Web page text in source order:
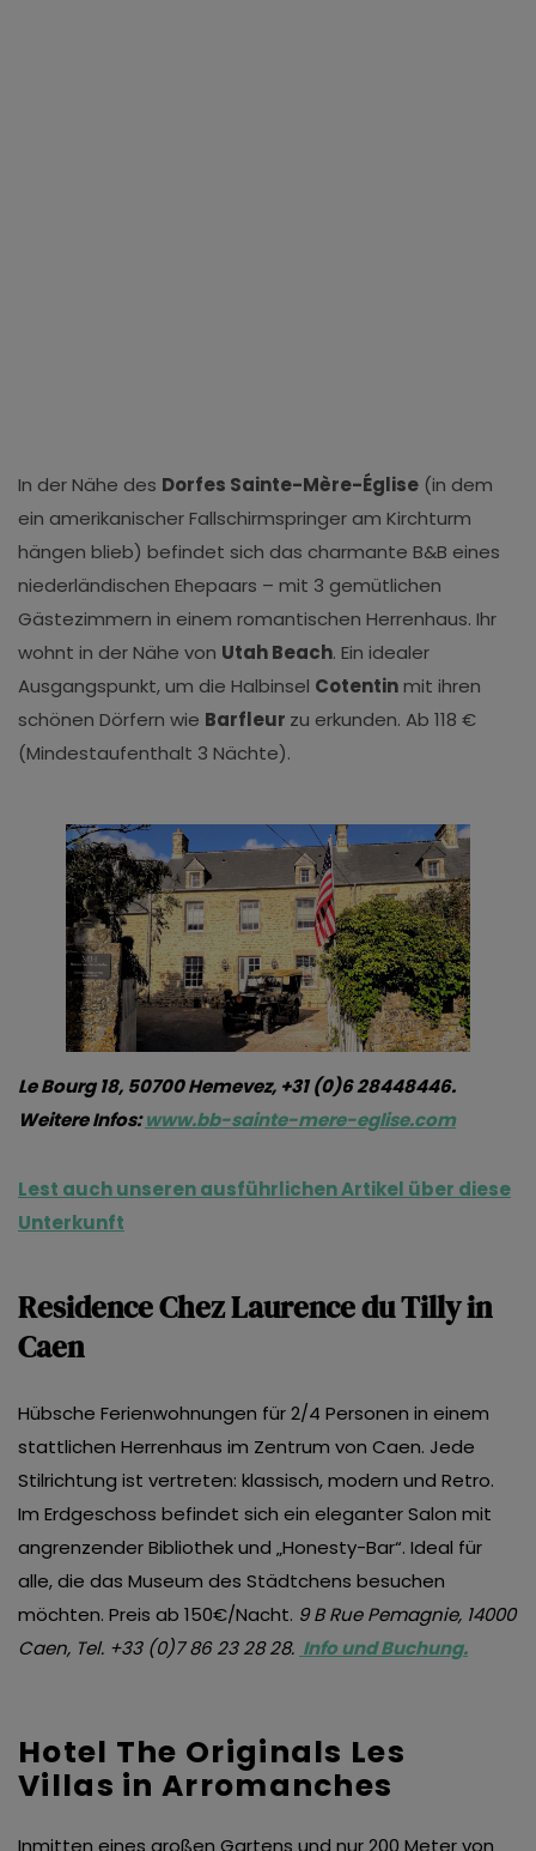
In der Nähe des Dorfes Sainte-Mère-Église (in dem
ein amerikanischer Fallschirmspringer am Kirchturm
hängen blieb) befindet sich das charmante B&B eines
niederländischen Ehepaars – mit 3 gemütlichen
Gästezimmern in einem romantischen Herrenhaus. Ihr
wohnt in der Nähe von Utah Beach. Ein idealer
Ausgangspunkt, um die Halbinsel Cotentinmit ihren
schönen Dörfern wie Barfleur zu erkunden. Ab 118 €
(Mindestaufenthalt 3 Nächte).
Le Bourg 18, 50700 Hemevez, +31 (0)6 28448446.
Weitere Infos:www.bb-sainte-mere-eglise.com
Lest auch unseren ausführlichen Artikel über diese
Unterkunft
Residence Chez Laurence du Tilly in
Caen
Hübsche Ferienwohnungen für 2/4 Personen in einem
stattlichen Herrenhaus im Zentrum von Caen. Jede
Stilrichtung ist vertreten: klassisch, modern und Retro.
Im Erdgeschoss befindet sich ein eleganter Salon mit
angrenzender Bibliothek und „Honesty-Bar“. Ideal für
alle, die das Museum des Städtchens besuchen
möchten. Preis ab 150€/Nacht. 9 B Rue Pemagnie, 14000
Caen, Tel. +33 (0)7 86 23 28 28. Info und Buchung.
Hotel The Originals Les
Villas in Arromanches